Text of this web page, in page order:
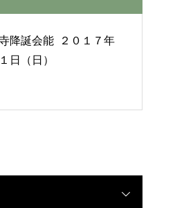
会能 ２０１７年
日（日）